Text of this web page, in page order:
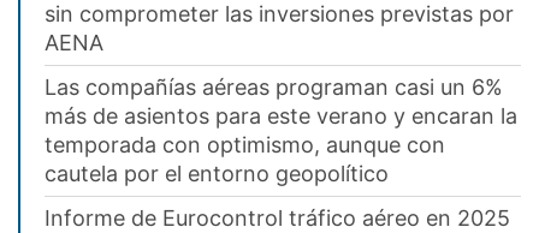
sin comprometer las inversiones previstas por
AENA
Las compañías aéreas programan casi un 6%
más de asientos para este verano y encaran la
temporada con optimismo, aunque con
cautela por el entorno geopolítico
Informe de Eurocontrol tráfico aéreo en 2025